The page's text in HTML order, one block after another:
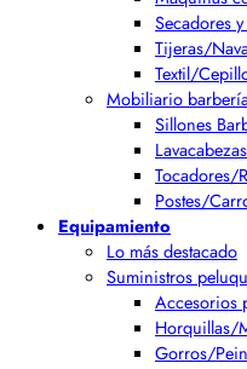
Secadores
Tijeras/
Textil/
Mobiliario
Sillones
Lavacabezas
Tocadores/
Postes/
Equipamiento
Lo más destacado
Suministros
Accesorios
Horquillas/
Gorros/